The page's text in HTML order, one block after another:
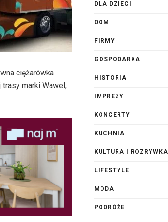
ciężarówka
trasy marki Wawel,
DLA DZIECI
DOM
FIRMY
GOSPODARKA
HISTORIA
IMPREZY
KONCERTY
KUCHNIA
KULTURA I ROZRYWKA
LIFESTYLE
MODA
PODRÓŻE